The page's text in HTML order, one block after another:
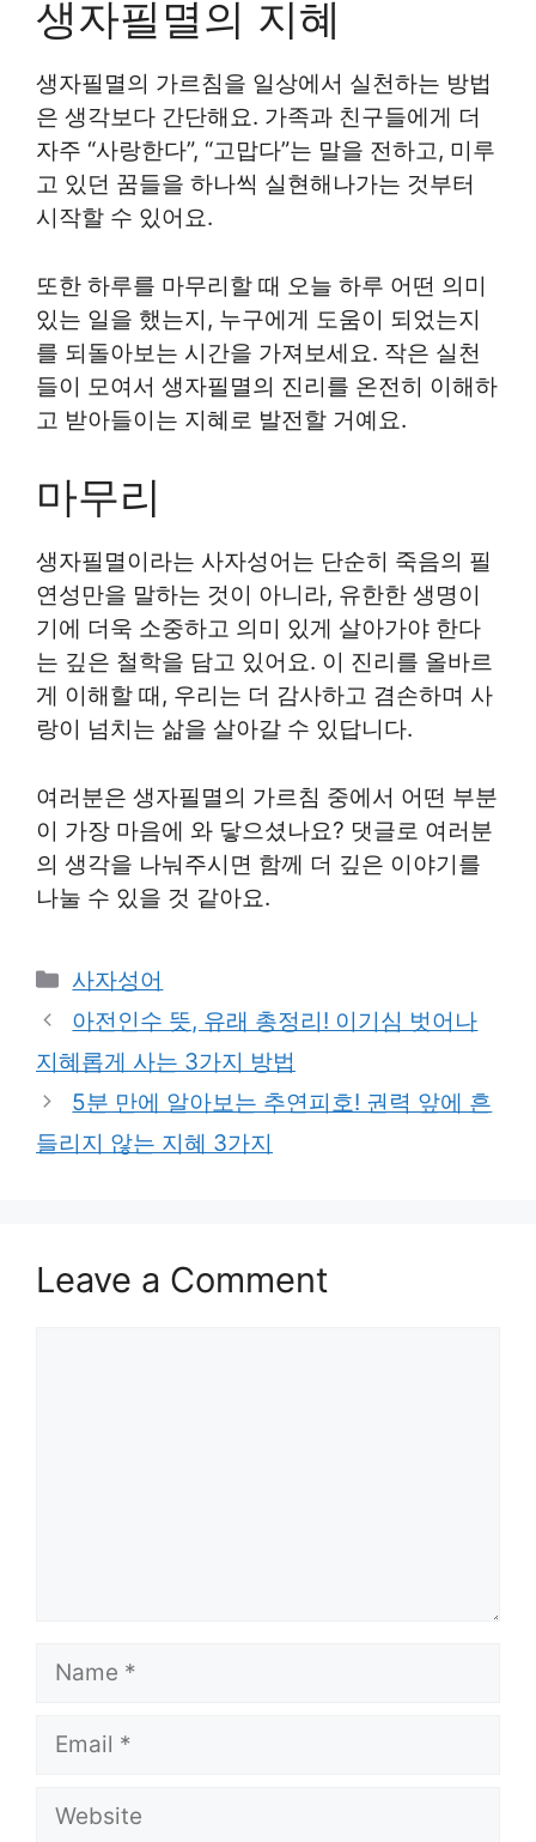
생자필멸의 지혜
생자필멸의 가르침을 일상에서 실천하는 방법
은 생각보다 간단해요. 가족과 친구들에게 더
자주 “사랑한다”, “고맙다”는 말을 전하고, 미루
고 있던 꿈들을 하나씩 실현해나가는 것부터
시작할 수 있어요.
또한 하루를 마무리할 때 오늘 하루 어떤 의미
있는 일을 했는지, 누구에게 도움이 되었는지
를 되돌아보는 시간을 가져보세요. 작은 실천
들이 모여서 생자필멸의 진리를 온전히 이해하
고 받아들이는 지혜로 발전할 거예요.
마무리
생자필멸이라는 사자성어는 단순히 죽음의 필
연성만을 말하는 것이 아니라, 유한한 생명이
기에 더욱 소중하고 의미 있게 살아가야 한다
는 깊은 철학을 담고 있어요. 이 진리를 올바르
게 이해할 때, 우리는 더 감사하고 겸손하며 사
랑이 넘치는 삶을 살아갈 수 있답니다.
여러분은 생자필멸의 가르침 중에서 어떤 부분
이 가장 마음에 와 닿으셨나요? 댓글로 여러분
의 생각을 나눠주시면 함께 더 깊은 이야기를
나눌 수 있을 것 같아요.
Categories
사자성어
아전인수 뜻, 유래 총정리! 이기심 벗어나
지혜롭게 사는 3가지 방법
5분 만에 알아보는 추연피호! 권력 앞에 흔
들리지 않는 지혜 3가지
Leave a Comment
Name
Email
Website